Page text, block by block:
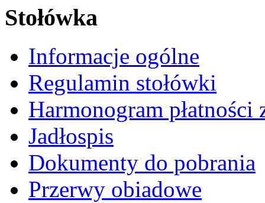
Stołówka
Informacje ogólne
Regulamin stołówki
Harmonogram płatności
Jadłospis
Dokumenty do pobrania
Przerwy obiadowe